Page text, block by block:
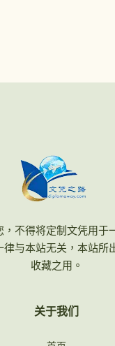
不得将定制文凭用于
律与本站无关，本站所
收藏之用。
关于我们